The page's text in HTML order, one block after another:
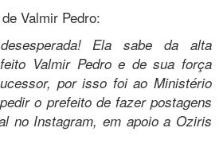
de Valmir Pedro:
Ela sabe da alta
Valmir Pedro e de sua força
por isso foi ao Ministério
o prefeito de fazer postagens
no Instagram, em apoio a Oziris